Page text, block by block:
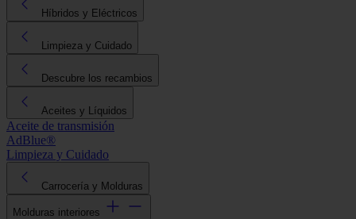
Híbridos y Eléctricos
Limpieza y Cuidado
Descubre los recambios
Aceites y Líquidos
Aceite de transmisión
AdBlue®
Limpieza y Cuidado
Carrocería y Molduras
Molduras interiores